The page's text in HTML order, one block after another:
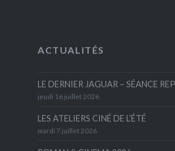
ACTUALITÉS
LE DERNIER JAGUAR – SÉANCE
jeudi 16 juillet 2026
LES ATELIERS CINÉ DE L’ÉTÉ
mardi 7 juillet 2026